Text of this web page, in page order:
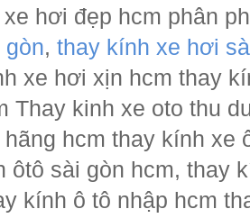
xe hơi đẹp hcm phân
gòn, thay kính xe hơi
xe hơi xịn hcm thay
Thay kinh xe oto thu
hãng hcm thay kính xe
ôtô sài gòn hcm, thay
kính ô tô nhập hcm